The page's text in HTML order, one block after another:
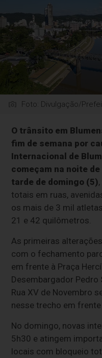
Foto: Divulgação/
O trânsito em
fim de semana por
Internacional de
começam na noite
tarde de domingo (5)
totais em ruas,
os mais de 3 mil
21 e 42 quilômetros.
As primeiras
com o fechamento
em frente à Praça
Desembargador Pedro
Rua XV de Novembro
nesse trecho em frente
No domingo, novas
5h30 e atingem
locais com bloqueio